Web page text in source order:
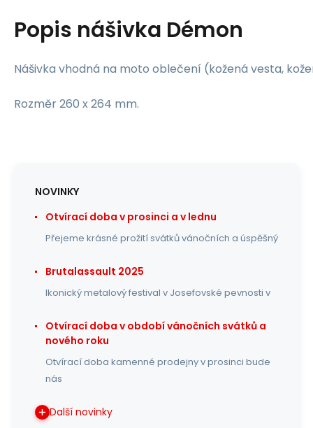
Popis nášivka Démon
Nášivka vhodná na moto oblečení (kožená vesta,
Rozměr 260 x 264 mm.
NOVINKY
Otvírací doba v prosinci a v lednu
Přejeme krásné prožití svátků vánočních a úspěšný
Brutalassault 2025
Ikonický metalový festival v Josefovské pevnosti v
Otvírací doba v období vánočních svátků a
nového roku
Otvírací doba kamenné prodejny v prosinci bude
nás
Další novinky